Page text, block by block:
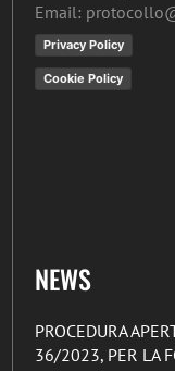
Email:
Privacy Policy
Cookie Policy
NEWS
PROCEDURA
36/2023, PER LA